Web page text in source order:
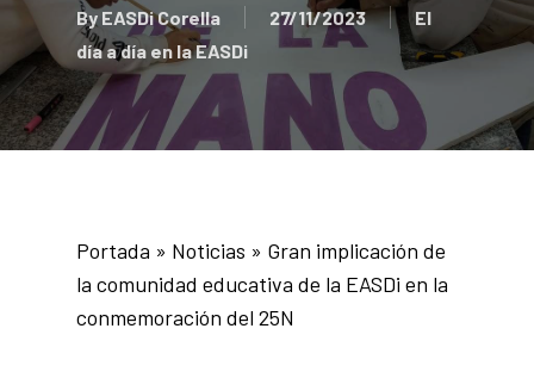
By EASDi Corella 27/11/2023
El
día a día en la EASDi
Portada » Noticias » Gran implicación de
la comunidad educativa de la EASDi en la
conmemoración del 25N